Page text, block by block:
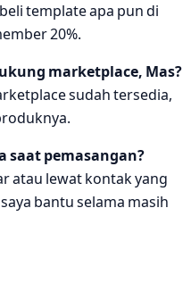
template apa pun di
20%.
marketplace, Mas?
sudah tersedia,
saat pemasangan?
atau lewat kontak yang
bantu selama masih